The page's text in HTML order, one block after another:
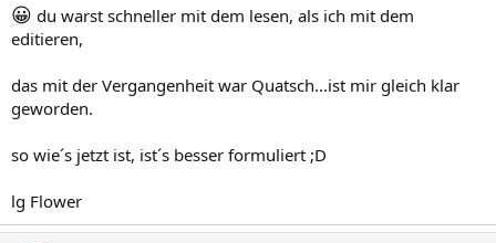
😀 du warst schneller mit dem lesen, als ich mit dem
editieren,
das mit der Vergangenheit war Quatsch...ist mir gleich klar
geworden.
so wie´s jetzt ist, ist´s besser formuliert ;D
lg Flower